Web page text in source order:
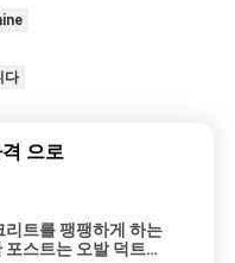
다
으로
리트를 팽팽하게 하는
스트는 오발 덕트를